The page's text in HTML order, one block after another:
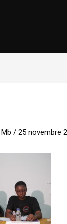
Mb / 25 novembre